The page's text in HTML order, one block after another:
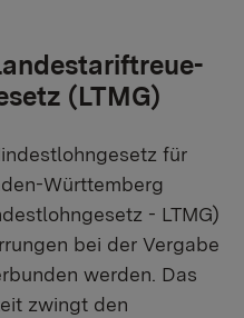
(LTMG)
für
Württemberg
- LTMG)
bei der Vergabe
werden. Das
zwingt den